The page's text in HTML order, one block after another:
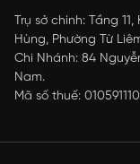
Trụ sở chính: Tầng
Hùng, Phường Từ
Chi Nhánh: 84
Nam.
Mã số thuế: